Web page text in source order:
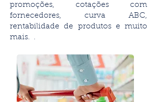
promoções, cotações com
fornecedores, curva ABC,
rentabilidade de produtos e muito
mais. .